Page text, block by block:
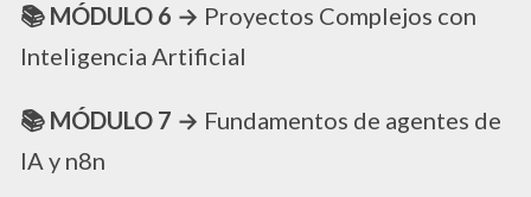
📚 MÓDULO 6 → Proyectos Complejos con
Inteligencia Artificial
📚 MÓDULO 7 → Fundamentos de agentes de
IA y n8n